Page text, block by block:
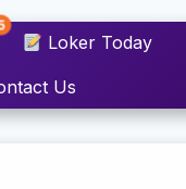
Loker Today
Us